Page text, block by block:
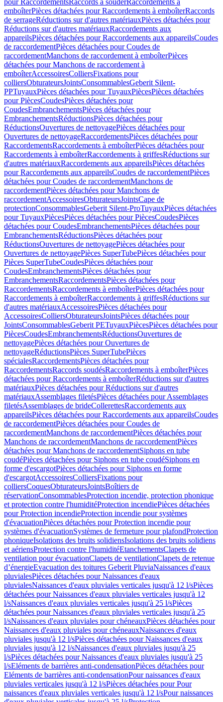
pour RaccordementsRaccords à souderRaccordements à
emboîterPièces détachées pour Raccordements à emboîterRaccords
de serrageRéductions sur d'autres matériauxPièces détachées pour
Réductions sur d'autres matériauxRaccordements aux
appareilsPièces détachées pour Raccordements aux appareilsCoudes
de raccordementPièces détachées pour Coudes de
raccordementManchons de raccordement à emboîterPièces
détachées pour Manchons de raccordement à
emboîterAccessoiresColliersFixations pour
colliersObturateursJointsConsommablesGeberit Silent-
PPTuyauxPièces détachées pour TuyauxPiècesPièces détachées
pour PiècesCoudesPièces détachées pour
CoudesEmbranchementsPièces détachées pour
EmbranchementsRéductionsPièces détachées pour
RéductionsOuvertures de nettoyagePièces détachées pour
Ouvertures de nettoyageRaccordementsPièces détachées pour
RaccordementsRaccordements à emboîterPièces détachées pour
Raccordements à emboîterRaccordements à griffesRéductions sur
d'autres matériauxRaccordements aux appareilsPièces détachées
pour Raccordements aux appareilsCoudes de raccordementPièces
détachées pour Coudes de raccordementManchons de
raccordementPièces détachées pour Manchons de
raccordementAccessoiresObturateursJointsCape de
protectionConsommablesGeberit Silent-ProTuyauxPièces détachées
pour TuyauxPiècesPièces détachées pour PiècesCoudesPièces
détachées pour CoudesEmbranchementsPièces détachées pour
EmbranchementsRéductionsPièces détachées pour
RéductionsOuvertures de nettoyagePièces détachées pour
Ouvertures de nettoyagePièces SuperTubePièces détachées pour
Pièces SuperTubeCoudesPièces détachées pour
CoudesEmbranchementsPièces détachées pour
EmbranchementsRaccordementsPièces détachées pour
RaccordementsRaccordements à emboîterPièces détachées pour
Raccordements à emboîterRaccordements à griffesRéductions sur
d'autres matériauxAccessoiresPièces détachées pour
AccessoiresColliersObturateursJointsPièces détachées pour
JointsConsommablesGeberit PETuyauxPiècesPièces détachées pour
PiècesCoudesEmbranchementsRéductionsOuvertures de
nettoyagePièces détachées pour Ouvertures de
nettoyageRéductionsPièces SuperTubePièces
spécialesRaccordementsPièces détachées pour
RaccordementsRaccords soudésRaccordements à emboîterPièces
détachées pour Raccordements à emboîterRéductions sur d'autres
matériauxPièces détachées pour Réductions sur d'autres
matériauxAssemblages filetésPièces détachées pour Assemblages
filetésAssemblages de brideCollerettesRaccordements aux
appareilsPièces détachées pour Raccordements aux appareilsCoudes
de raccordementPièces détachées pour Coudes de
raccordementManchons de raccordementPièces détachées pour
Manchons de raccordementManchons de raccordementPièces
détachées pour Manchons de raccordementSiphons en tube
coudéPièces détachées pour Siphons en tube coudéSiphons en
forme d'escargotPièces détachées pour Siphons en forme
d'escargotAccessoiresColliersFixations pour
colliersCoquesObturateursJointsBoîtiers de
réservationConsommablesProtection incendie, protection phonique
et protection contre l'humiditéProtection incendiePièces détachées
pour Protection incendieProtection incendie pour systèmes
d'évacuationPièces détachées pour Protection incendie pour
systèmes d'évacuationSystèmes de fermeture pour plafondProtection
phoniqueIsolations des bruits solidiensIsolations des bruits solidiens
et aériensProtection contre l'humiditéEtanchementsClapets de
ventilation pour évacuationClapets de ventilationClapets de retenue
d’énergieEvacuation des toitures Geberit PluviaNaissances d'eaux
pluvialesPièces détachées pour Naissances d'eaux
pluvialesNaissances d'eaux pluviales verticales jusqu'à 12 l/sPièces
détachées pour Naissances d'eaux pluviales verticales jusqu'à 12
l/sNaissances d'eaux pluviales verticales jusqu'à 25 l/sPièces
détachées pour Naissances d'eaux pluviales verticales jusqu'à 25
l/sNaissances d'eaux pluviales pour chéneauxPièces détachées pour
Naissances d'eaux pluviales pour chéneauxNaissances d'eaux
pluviales jusqu'à 12 l/sPièces détachées pour Naissances d'eaux
pluviales jusqu'à 12 l/sNaissances d'eaux pluviales jusqu'à 25
l/sPièces détachées pour Naissances d'eaux pluviales jusqu'à 25
l/sEléments de barrières anti-condensationPièces détachées pour
Eléments de barrières anti-condensationPour naissances d'eaux
pluviales verticales jusqu'à 12 l/sPièces détachées pour Pour
naissances d'eaux pluviales verticales jusqu'à 12 l/sPour naissances